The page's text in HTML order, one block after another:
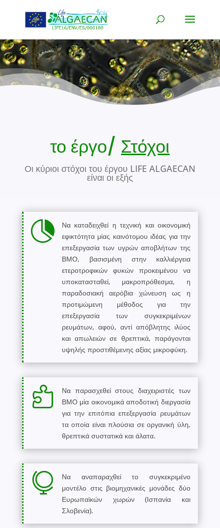
το έργο/ Στόχοι
Οι κύριοι στόχοι του έργου LIFE ALGAECAN
είναι οι εξής

Να καταδειχθεί η τεχνική και οικονομική
εφικτότητα μίας καινότομου ιδέας για την
επεξεργασία των υγρών αποβλήτων της
ΒΜΟ, βασισμένη στην καλλιέργεια
ετεροτροφικών φυκών προκειμένου να
υποκατασταθεί, μακροπρόθεσμα, η
παραδοσιακή αερόβια χώνευση ως η
προτιμώμενη μέθοδος για την
επεξεργασία των συγκεκριμένων
ρευμάτων, αφού, αντί απόβλητης ιλύος
και απωλειών σε θρεπτικά, παράγονται
υψηλής προστιθέμενης αξίας μικροφύκη.

Να παρασχεθεί στους διαχειριστές των
ΒΜΟ μία οικονομικά αποδοτική διεργασία
για την επιτόπια επεξεργασία ρευμάτων
τα οποία είναι πλούσια σε οργανική ύλη,
θρεπτικά συστατικά και άλατα.

Να αναπαραχθεί το συγκεκριμένο
μοντέλο στις βιομηχανικές μονάδες δύο
Ευρωπαϊκών χωρών (Ισπανία και
Σλοβενία).